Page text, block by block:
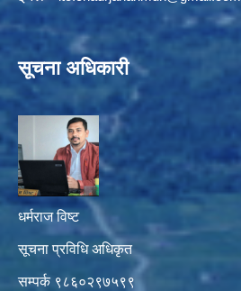
सूचना अधिकारी
धर्मराज विष्ट
सूचना प्रविधि अधिकृत
सम्पर्क ९८६०२९७५९९